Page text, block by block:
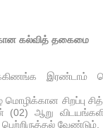
கல்வித் தகைமை
இரண்டாம்
சிறப்பு
(02) ஆறு
வேண்டும்.